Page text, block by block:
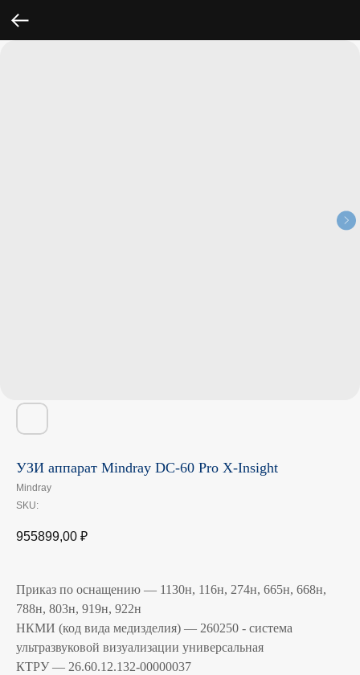
УЗИ аппарат Mindray DC-60 Pro X-Insight
Mindray
SKU:
955899,00 ₽
Приказ по оснащению — 1130н, 116н, 274н, 665н, 668н,
788н, 803н, 919н, 922н
НКМИ (код вида медизделия) — 260250 - система
ультразвуковой визуализации универсальная
КТРУ — 26.60.12.132-00000037